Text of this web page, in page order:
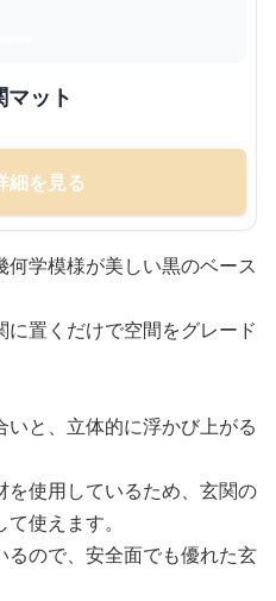
ット
細を見る
学模様が美しい黒のベース
置くだけで空間をグレード
と、立体的に浮かび上がる
使用しているため、玄関の
使えます。
ので、安全面でも優れた玄